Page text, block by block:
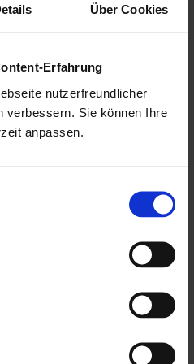
Über Cookies
Erfahrung
nutzerfreundlicher
verbessern. Sie können Ihre
anpassen.
oder überschreiben.
Variablen mit
ein führendes
den aktuellen Benutzer oder
#COMPUTER-